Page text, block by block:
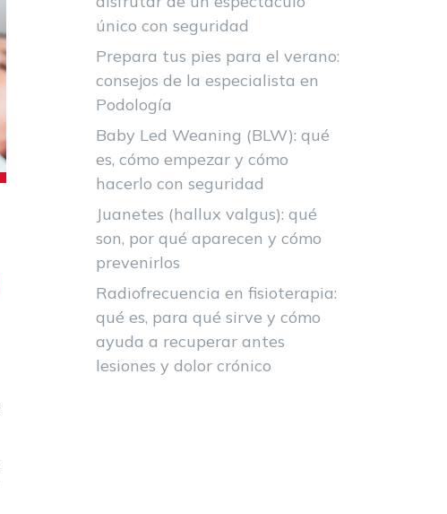
único con seguridad
Prepara tus pies para el verano:
consejos de la especialista en
Podología
Baby Led Weaning (BLW): qué
es, cómo empezar y cómo
hacerlo con seguridad
Juanetes (hallux valgus): qué
son, por qué aparecen y cómo
prevenirlos
Radiofrecuencia en fisioterapia:
qué es, para qué sirve y cómo
ayuda a recuperar antes
lesiones y dolor crónico